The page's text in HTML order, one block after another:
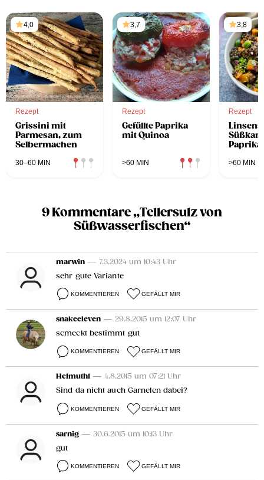
4,0
Rezept
Grissini mit
Parmesan, zum
Selbermachen
30–60 MIN
3,7
Rezept
Gefüllte Paprika
mit Quinoa
>60 MIN
3,8
Rezept
Paprika
>60 MIN
9 Kommentare „Tellersulz von
Süßwasserfischen“
marwin — 7.3.2024 um 10:43 Uhr
sehr gute Variante
KOMMENTIEREN GEFÄLLT MIR
snakeeleven — 29.8.2015 um 12:07 Uhr
scmeckt bestimmt gut
KOMMENTIEREN GEFÄLLT MIR
Helmuth1 — 4.8.2015 um 07:21 Uhr
Sind da nicht auch Garnelen dabei?
KOMMENTIEREN GEFÄLLT MIR
sarnig — 30.6.2015 um 10:13 Uhr
gut
KOMMENTIEREN GEFÄLLT MIR